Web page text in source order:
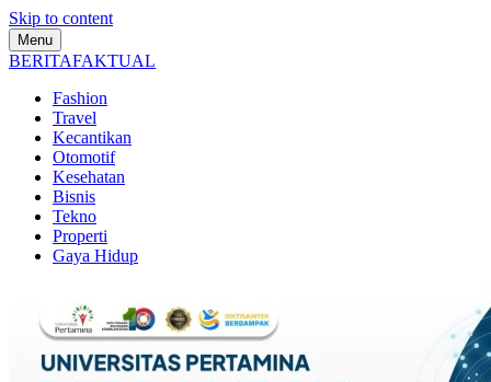
Skip to content
Menu
BERITAFAKTUAL
Fashion
Travel
Kecantikan
Otomotif
Kesehatan
Bisnis
Tekno
Properti
Gaya Hidup